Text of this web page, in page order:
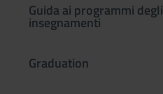
Guida ai programmi degli
insegnamenti
Graduation